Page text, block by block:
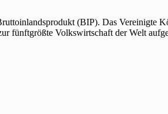
(BIP). Das Vereinigte
fünftgrößte Volkswirtschaft der Welt